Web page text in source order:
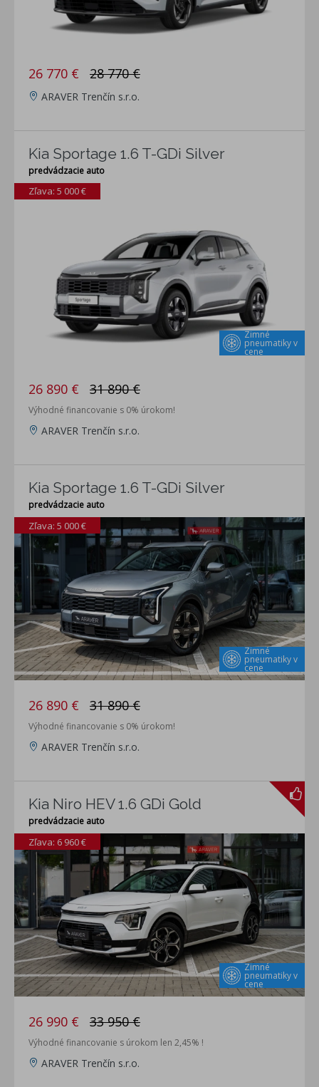
26 770 € 28 770 €
ARAVER Trenčín s.r.o.
Kia Sportage 1.6 T-GDi Silver
predvádzacie auto
Zimné
pneumatiky v
cene
Zľava: 5 000 €
26 890 € 31 890 €
Výhodné financovanie s 0% úrokom!
ARAVER Trenčín s.r.o.
Kia Sportage 1.6 T-GDi Silver
predvádzacie auto
Zimné
pneumatiky v
cene
Zľava: 5 000 €
26 890 € 31 890 €
Výhodné financovanie s 0% úrokom!
ARAVER Trenčín s.r.o.
Kia Niro HEV 1.6 GDi Gold
predvádzacie auto
Zimné
pneumatiky v
cene
Zľava: 6 960 €
26 990 € 33 950 €
Výhodné financovanie s úrokom len 2,45% !
ARAVER Trenčín s.r.o.